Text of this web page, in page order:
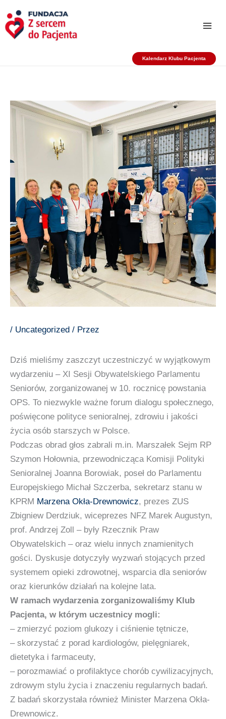
do
treści
Kalendarz Klubu Pacjenta
/ Uncategorized / Przez
Dziś mieliśmy zaszczyt uczestniczyć w wyjątkowym
wydarzeniu – XI Sesji Obywatelskiego Parlamentu
Seniorów, zorganizowanej w 10. rocznicę powstania
OPS. To niezwykle ważne forum dialogu społecznego,
poświęcone polityce senioralnej, zdrowiu i jakości
życia osób starszych w Polsce.
Podczas obrad głos zabrali m.in. Marszałek Sejm RP
Szymon Hołownia, przewodnicząca Komisji Polityki
Senioralnej Joanna Borowiak, poseł do Parlamentu
Europejskiego Michał Szczerba, sekretarz stanu w
KPRM Marzena Okła-Drewnowicz, prezes ZUS
Zbigniew Derdziuk, wiceprezes NFZ Marek Augustyn,
prof. Andrzej Zoll – były Rzecznik Praw
Obywatelskich – oraz wielu innych znamienitych
gości. Dyskusje dotyczyły wyzwań stojących przed
systemem opieki zdrowotnej, wsparcia dla seniorów
oraz kierunków działań na kolejne lata.
W ramach wydarzenia zorganizowaliśmy Klub
Pacjenta, w którym uczestnicy mogli:
– zmierzyć poziom glukozy i ciśnienie tętnicze,
– skorzystać z porad kardiologów, pielęgniarek,
dietetyka i farmaceuty,
– porozmawiać o profilaktyce chorób cywilizacyjnych,
zdrowym stylu życia i znaczeniu regularnych badań.
Z badań skorzystała również Minister Marzena Okła-
Drewnowicz.